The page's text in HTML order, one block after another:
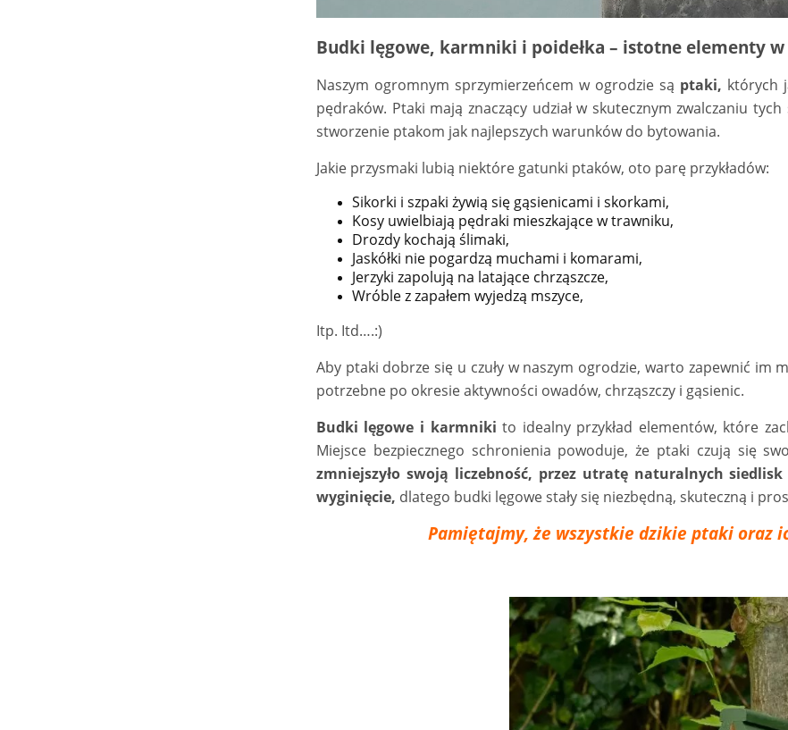
Budki lęgowe, karmniki i poidełka – istotne elementy
Naszym ogromnym sprzymierzeńcem w ogrodzie są ptaki, których
pędraków. Ptaki mają znaczący udział w skutecznym zwalczaniu
stworzenie ptakom jak najlepszych warunków do bytowania.
Jakie przysmaki lubią niektóre gatunki ptaków, oto parę przykładów:
Sikorki i szpaki żywią się gąsienicami i skorkami,
Kosy uwielbiają pędraki mieszkające w trawniku,
Drozdy kochają ślimaki,
Jaskółki nie pogardzą muchami i komarami,
Jerzyki zapolują na latające chrząszcze,
Wróble z zapałem wyjedzą mszyce,
Itp. Itd….:)
Aby ptaki dobrze się u czuły w naszym ogrodzie, warto zapewnić im
potrzebne po okresie aktywności owadów, chrząszczy i gąsienic.
Budki lęgowe i karmniki to idealny przykład elementów, które
Miejsce bezpiecznego schronienia powoduje, że ptaki czują się
zmniejszyło swoją liczebność, przez utratę naturalnych
wyginięcie, dlatego budki lęgowe stały się niezbędną, skuteczną i
Pamiętajmy, że wszystkie dzikie ptaki oraz